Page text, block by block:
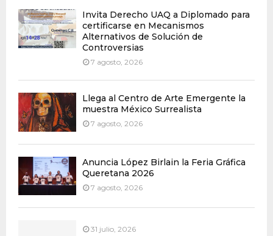
Invita Derecho UAQ a Diplomado para
certificarse en Mecanismos
Alternativos de Solución de
Controversias
7 agosto, 2026
Llega al Centro de Arte Emergente la
muestra México Surrealista
7 agosto, 2026
Anuncia López Birlain la Feria Gráfica
Queretana 2026
7 agosto, 2026
31 julio, 2026